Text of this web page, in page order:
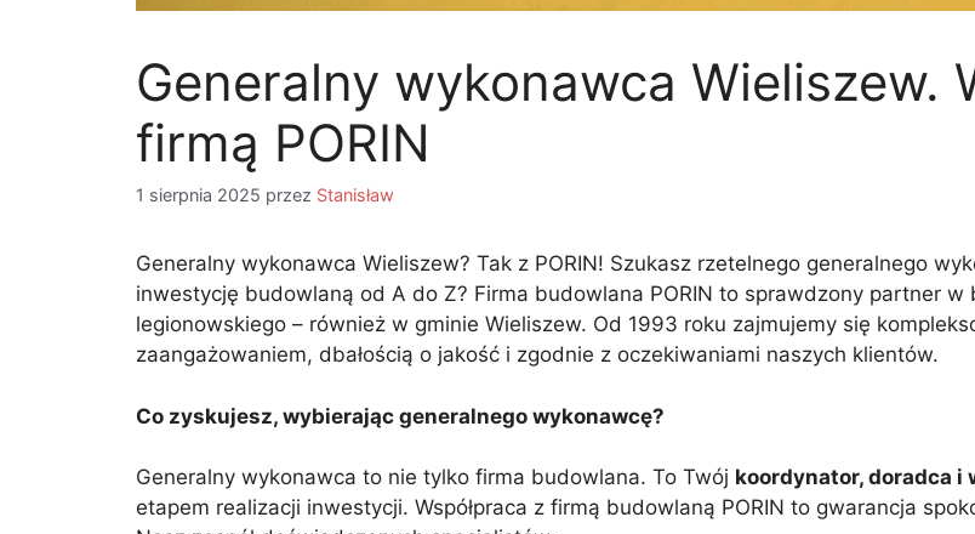
Generalny wykonawca Wieliszew.
firmą PORIN
1 sierpnia 2025 przez Stanisław
Generalny wykonawca Wieliszew? Tak z PORIN! Szukasz rzetelnego generalnego
inwestycję budowlaną od A do Z? Firma budowlana PORIN to sprawdzony partner
legionowskiego – również w gminie Wieliszew. Od 1993 roku zajmujemy się
zaangażowaniem, dbałością o jakość i zgodnie z oczekiwaniami naszych klientów.
Co zyskujesz, wybierając generalnego wykonawcę?
Generalny wykonawca to nie tylko firma budowlana. To Twój koordynator, doradca i
etapem realizacji inwestycji. Współpraca z firmą budowlaną PORIN to gwarancja